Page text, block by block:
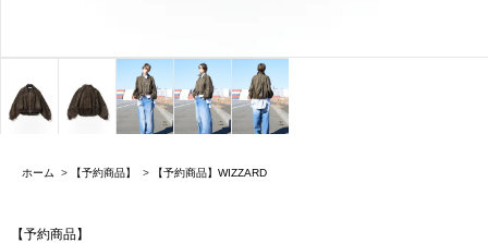
ホーム > 【予約商品】 > 【予約商品】WIZZARD
【予約商品】